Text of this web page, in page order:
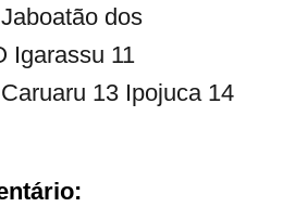
dos
Igarassu 11
13 Ipojuca 14